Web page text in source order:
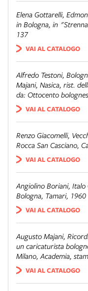
Elena Gottarelli,
in Bologna, in
137
VAI AL CATALOGO
Alfredo Testoni,
Majani, Nasica, rist.
da: Ottocento
VAI AL CATALOGO
Renzo Giacomelli,
Rocca San Casciano,
VAI AL CATALOGO
Angiolino Boriani,
Bologna, Tamari, 1960
VAI AL CATALOGO
Augusto Majani,
un caricaturista
Milano, Academia,
VAI AL CATALOGO